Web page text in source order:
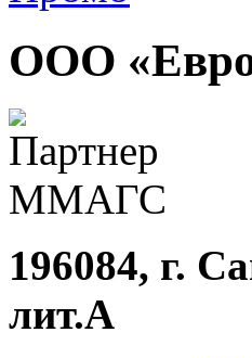
ООО
196084, г.
лит.А